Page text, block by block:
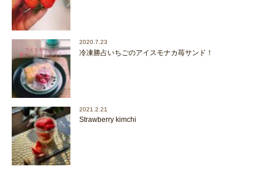
2020.7.23
冷凍勝占いちごのアイスモナカ苺サンド！
2021.2.21
Strawberry kimchi